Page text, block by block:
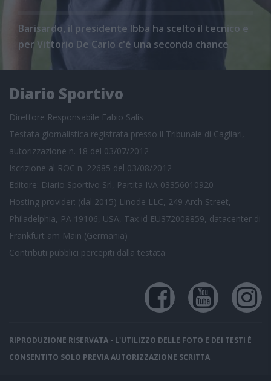
Barisardo, il presidente Ibba ha scelto il tecnico e
per Vittorio De Carlo c'è una seconda chance
Diario Sportivo
Direttore Responsabile Fabio Salis
Testata giornalistica registrata presso il Tribunale di Cagliari,
autorizzazione n. 18 del 03/07/2012
Iscrizione al ROC n. 22685 del 03/08/2012
Editore: Diario Sportivo Srl, Partita IVA 03356010920
Hosting provider: (dal 2015) Linode LLC, 249 Arch Street,
Philadelphia, PA 19106, USA, Tax id EU372008859, datacenter di
Frankfurt am Main (Germania)
Contributi pubblici percepiti dalla testata
RIPRODUZIONE RISERVATA - L'UTILIZZO DELLE FOTO E DEI TESTI È
CONSENTITO SOLO PREVIA AUTORIZZAZIONE SCRITTA